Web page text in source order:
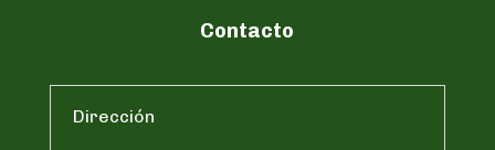
Contacto
Dirección